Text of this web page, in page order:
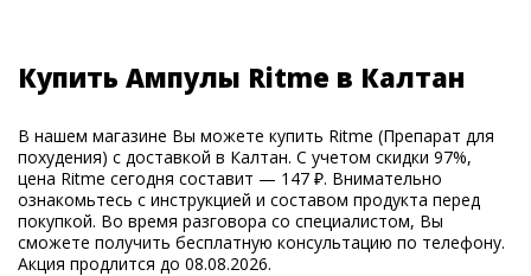
Купить Ампулы Ritme в Калтан
В нашем магазине Вы можете купить Ritme (Препарат для
похудения) с доставкой в Калтан. С учетом скидки 97%,
цена Ritme сегодня составит — 147 ₽. Внимательно
ознакомьтесь с инструкцией и составом продукта перед
покупкой. Во время разговора со специалистом, Вы
сможете получить бесплатную консультацию по телефону.
Акция продлится до 08.08.2026.